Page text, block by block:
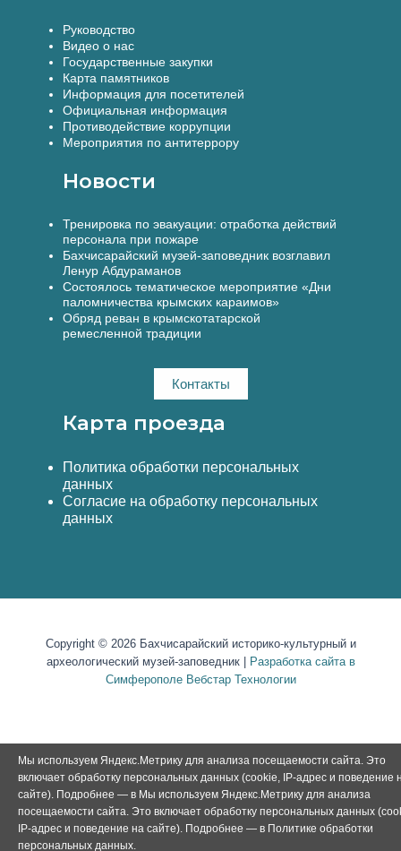
Руководство
Видео о нас
Государственные закупки
Карта памятников
Информация для посетителей
Официальная информация
Противодействие коррупции
Мероприятия по антитеррору
Новости
Тренировка по эвакуации: отработка действий
персонала при пожаре
Бахчисарайский музей-заповедник возглавил
Ленур Абдураманов
Состоялось тематическое мероприятие «Дни
паломничества крымских караимов»
Обряд реван в крымскотатарской
ремесленной традиции
Контакты
Карта проезда
Политика обработки персональных
данных
Согласие на обработку персональных
данных
Copyright © 2026 Бахчисарайский историко-культурный и
археологический музей-заповедник |
Разработка сайта в
Симферополе Вебстар Технологии
Мы используем Яндекс.Метрику для анализа посещаемости сайта. Это
включает обработку персональных данных (cookie, IP-адрес и поведение
сайте). Подробнее — в Мы используем Яндекс.Метрику для анализа
посещаемости сайта. Это включает обработку персональных данных
IP-адрес и поведение на сайте). Подробнее — в Политике обработки
персональных данных.